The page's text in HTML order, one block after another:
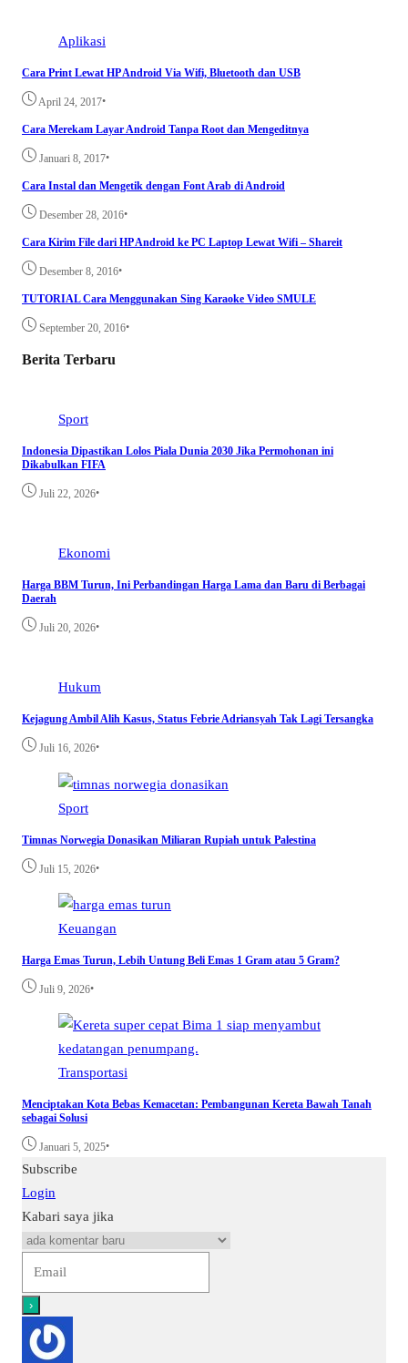
Aplikasi
Cara Print Lewat HP Android Via Wifi, Bluetooth dan USB
April 24, 2017•
Cara Merekam Layar Android Tanpa Root dan Mengeditnya
Januari 8, 2017•
Cara Instal dan Mengetik dengan Font Arab di Android
Desember 28, 2016•
Cara Kirim File dari HP Android ke PC Laptop Lewat Wifi – Shareit
Desember 8, 2016•
TUTORIAL Cara Menggunakan Sing Karaoke Video SMULE
September 20, 2016•
Berita Terbaru
Sport
Indonesia Dipastikan Lolos Piala Dunia 2030 Jika Permohonan ini
Dikabulkan FIFA
Juli 22, 2026•
Ekonomi
Harga BBM Turun, Ini Perbandingan Harga Lama dan Baru di Berbagai
Daerah
Juli 20, 2026•
Hukum
Kejagung Ambil Alih Kasus, Status Febrie Adriansyah Tak Lagi Tersangka
Juli 16, 2026•
Sport
Timnas Norwegia Donasikan Miliaran Rupiah untuk Palestina
Juli 15, 2026•
Keuangan
Harga Emas Turun, Lebih Untung Beli Emas 1 Gram atau 5 Gram?
Juli 9, 2026•
Transportasi
Menciptakan Kota Bebas Kemacetan: Pembangunan Kereta Bawah Tanah
sebagai Solusi
Januari 5, 2025•
Subscribe
Login
Kabari saya jika